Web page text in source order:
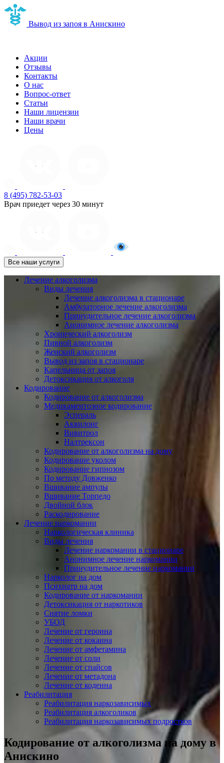
Вывод из запоя в Анискино
Акции
Отзывы
Контакты
О нас
Вопрос-ответ
Статьи
Наши лицензии
Наши врачи
Цены
8 (495) 782-53-03
Врач приедет через 30 минут
Все наши услуги
Лечение алкоголизма
Виды лечения
Лечение алкоголизма в стационаре
Амбулаторное лечение алкоголизма
Принудительное лечение алкоголизма
Анонимное лечение алкоголизма
Хронический алкоголизм
Пивной алкоголизм
Женский алкоголизм
Вывод из запоя в стационаре
Капельница от запоя
Детоксикация от алкоголя
Кодирование
Кодирование от алкоголизма
Медикаментозное кодирование
Эспераль
Аквилонг
Вивитрол
Налтрексон
Кодирование от алкоголизма на дому
Кодирование уколом
Кодирование гипнозом
По методу Довженко
Вшивание ампулы
Вшивание Торпедо
Двойной блок
Раскодирование
Лечение наркомании
Наркологическая клиника
Виды лечения
Лечение наркомании в стационаре
Анонимное лечение наркомании
Принудительное лечение наркомании
Нарколог на дом
Психиатр на дом
Кодирование от наркомании
Детоксикация от наркотиков
Снятие ломки
УБОД
Лечение от героина
Лечение от кокаина
Лечение от амфетамина
Лечение от соли
Лечение от спайсов
Лечение от метадона
Лечение от кодеина
Реабилитация
Реабилитация наркозависимых
Реабилитация алкоголиков
Реабилитация наркозависимых подростков
Кодирование от алкоголизма на дому в
Анискино